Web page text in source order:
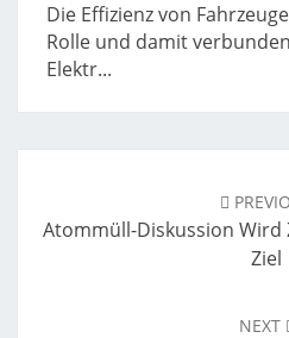
Die Effizienz von
Rolle und damit
Elektr...
Atommüll-Diskussion
Ziel
NEXT